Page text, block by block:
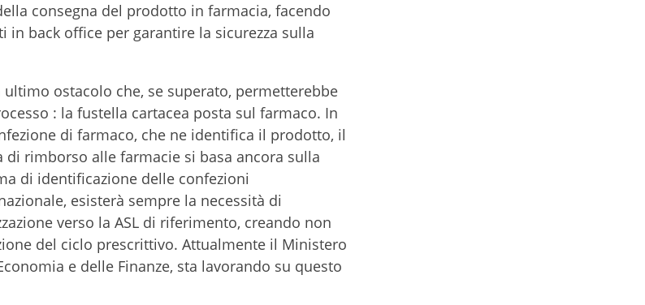
consegna del prodotto in farmacia, facendo
back office per garantire la sicurezza sulla
ostacolo che, se superato, permetterebbe
: la fustella cartacea posta sul farmaco. In
di farmaco, che ne identifica il prodotto, il
rimborso alle farmacie si basa ancora sulla
di identificazione delle confezioni
esisterà sempre la necessità di
verso la ASL di riferimento, creando non
del ciclo prescrittivo. Attualmente il Ministero
e delle Finanze, sta lavorando su questo